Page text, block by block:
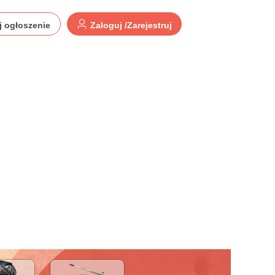
Zaloguj /Zarejestruj
ogłoszenie